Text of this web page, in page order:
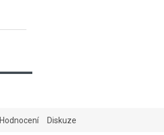
Hodnocení Diskuze